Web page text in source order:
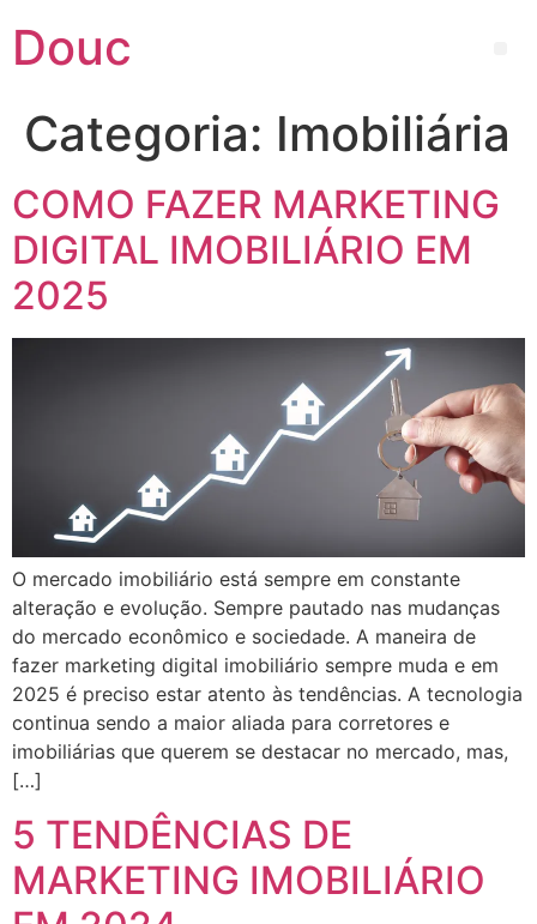
Douc
Categoria: Imobiliária
COMO FAZER MARKETING
DIGITAL IMOBILIÁRIO EM
2025
O mercado imobiliário está sempre em constante
alteração e evolução. Sempre pautado nas mudanças
do mercado econômico e sociedade. A maneira de
fazer marketing digital imobiliário sempre muda e em
2025 é preciso estar atento às tendências. A tecnologia
continua sendo a maior aliada para corretores e
imobiliárias que querem se destacar no mercado, mas,
[…]
5 TENDÊNCIAS DE
MARKETING IMOBILIÁRIO